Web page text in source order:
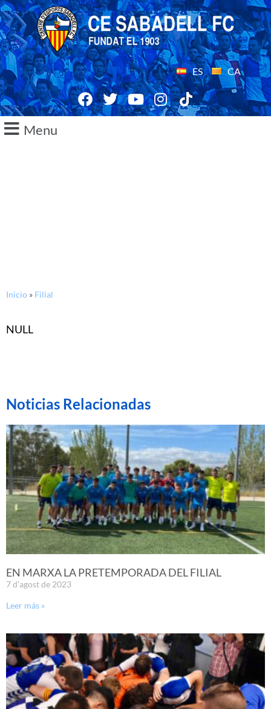
ES CA
Menu
Inicio » Filial
NULL
Noticias Relacionadas
EN MARXA LA PRETEMPORADA DEL FILIAL
7 d'agost de 2023
Leer más »